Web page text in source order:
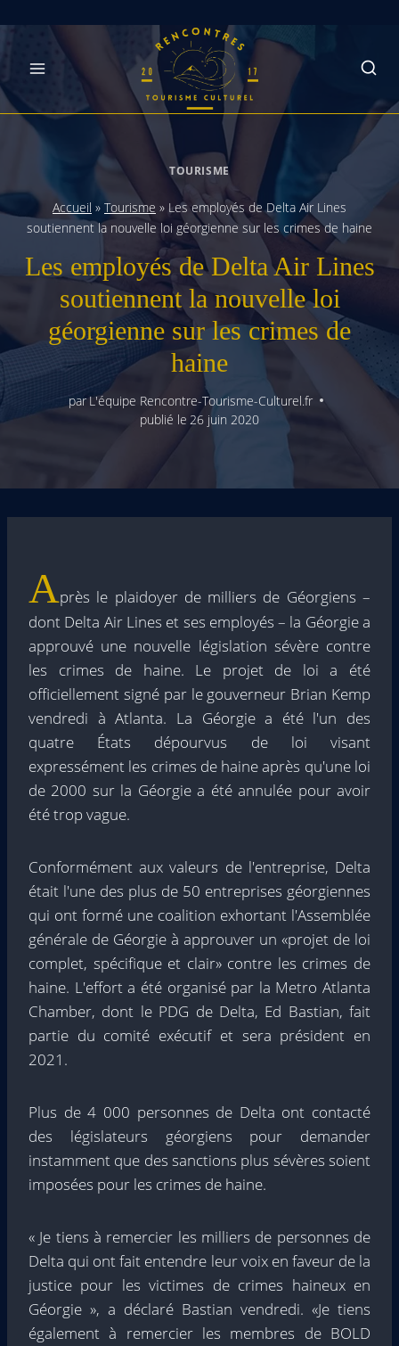
content
TOURISME
Accueil » Tourisme » Les employés de Delta Air Lines
soutiennent la nouvelle loi géorgienne sur les crimes de haine
Les employés de Delta Air Lines
soutiennent la nouvelle loi
géorgienne sur les crimes de
haine
parL'équipe Rencontre-Tourisme-Culturel.fr
publié le 26 juin 2020
Après le plaidoyer de milliers de Géorgiens –
dont Delta Air Lines et ses employés – la Géorgie a
approuvé une nouvelle législation sévère contre
les crimes de haine. Le projet de loi a été
officiellement signé par le gouverneur Brian Kemp
vendredi à Atlanta. La Géorgie a été l'un des
quatre États dépourvus de loi visant
expressément les crimes de haine après qu'une loi
de 2000 sur la Géorgie a été annulée pour avoir
été trop vague.
Conformément aux valeurs de l'entreprise, Delta
était l'une des plus de 50 entreprises géorgiennes
qui ont formé une coalition exhortant l'Assemblée
générale de Géorgie à approuver un «projet de loi
complet, spécifique et clair» contre les crimes de
haine. L'effort a été organisé par la Metro Atlanta
Chamber, dont le PDG de Delta, Ed Bastian, fait
partie du comité exécutif et sera président en
2021.
Plus de 4 000 personnes de Delta ont contacté
des législateurs géorgiens pour demander
instamment que des sanctions plus sévères soient
imposées pour les crimes de haine.
« Je tiens à remercier les milliers de personnes de
Delta qui ont fait entendre leur voix en faveur de la
justice pour les victimes de crimes haineux en
Géorgie », a déclaré Bastian vendredi. «Je tiens
également à remercier les membres de BOLD